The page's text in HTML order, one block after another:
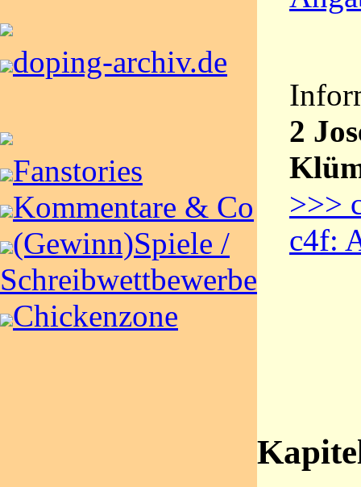
doping-archiv.de
Fanstories
Kommentare & Co
(Gewinn)Spiele /
Schreibwettbewerbe
Chickenzone
2
>>>
c4f: